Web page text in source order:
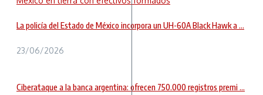
La policía del Estado de México incorpora un UH-60A Black Hawk a ...
23/06/2026
Ciberataque a la banca argentina: ofrecen 750.000 registros premi ...